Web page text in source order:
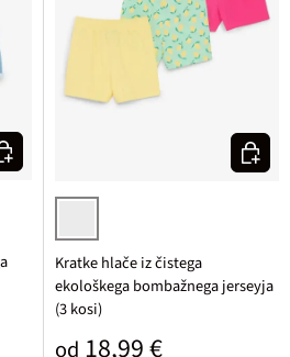
varianto
svetlo metina + svetlo rumena +
Kratke hlače iz čistega
ekološkega bombažnega jerseyja
(3 kosi)
Običajna cena
od 18,99 €
Izberi